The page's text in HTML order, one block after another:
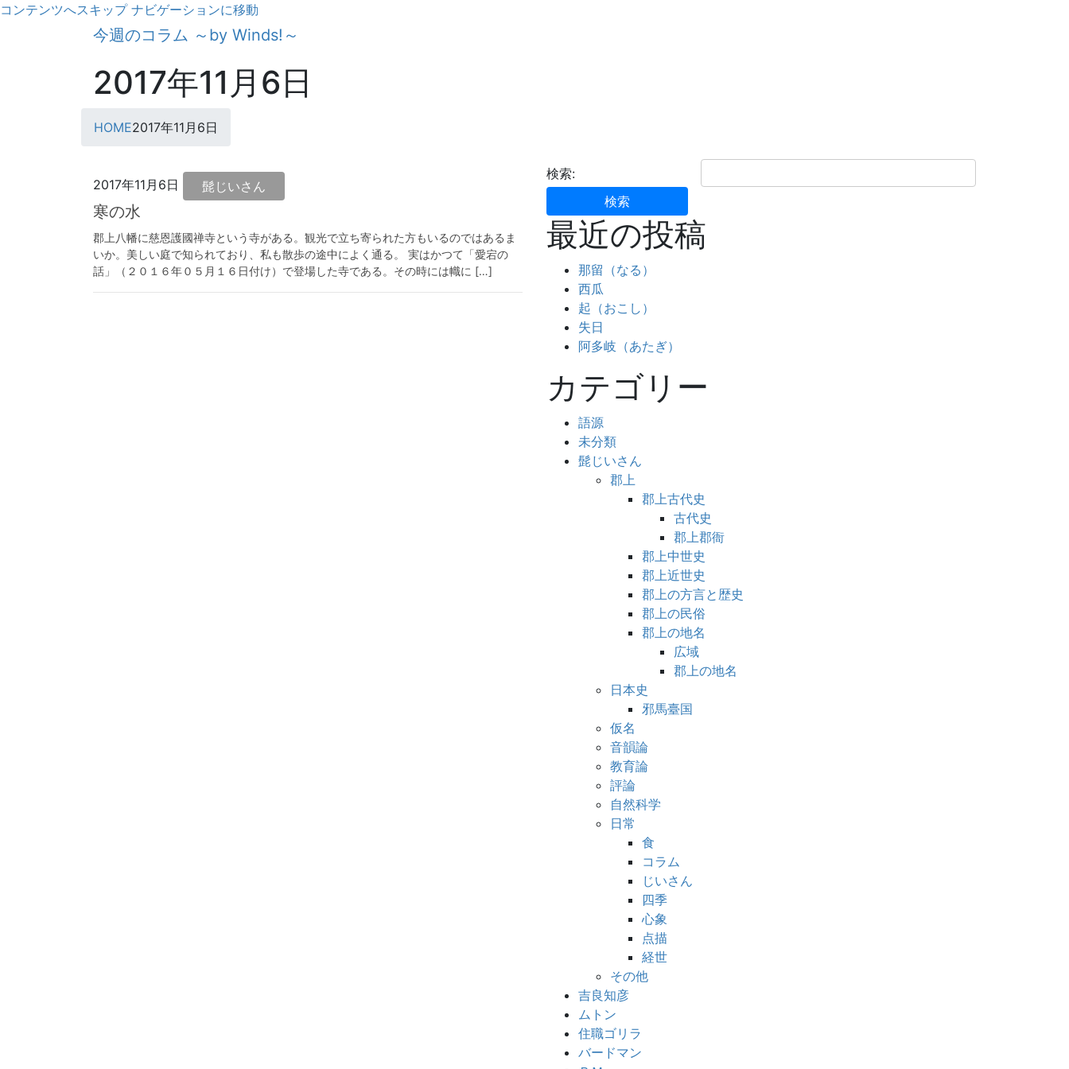
コンテンツへスキップ ナビゲーションに移動
今週のコラム ～by Winds!～
2017年11月6日
HOME2017年11月6日
2017年11月6日 髭じいさん
寒の水
郡上八幡に慈恩護國禅寺という寺がある。観光で立ち寄られた方もいるのではあるま
いか。美しい庭で知られており、私も散歩の途中によく通る。 実はかつて「愛宕の
話」（２０１６年０５月１６日付け）で登場した寺である。その時には幟に […]
検索:
最近の投稿
那留（なる）
西瓜
起（おこし）
失日
阿多岐（あたぎ）
カテゴリー
語源
未分類
髭じいさん
郡上
郡上古代史
古代史
郡上郡衙
郡上中世史
郡上近世史
郡上の方言と歴史
郡上の民俗
郡上の地名
広域
郡上の地名
日本史
邪馬臺国
仮名
音韻論
教育論
評論
自然科学
日常
食
コラム
じいさん
四季
心象
点描
経世
その他
吉良知彦
ムトン
住職ゴリラ
バードマン